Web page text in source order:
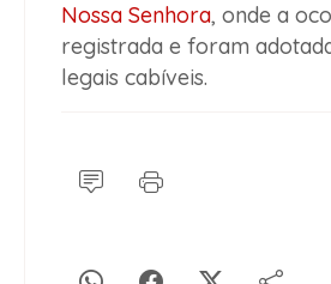
Nossa Senhora, onde a
registrada e foram
legais cabíveis.